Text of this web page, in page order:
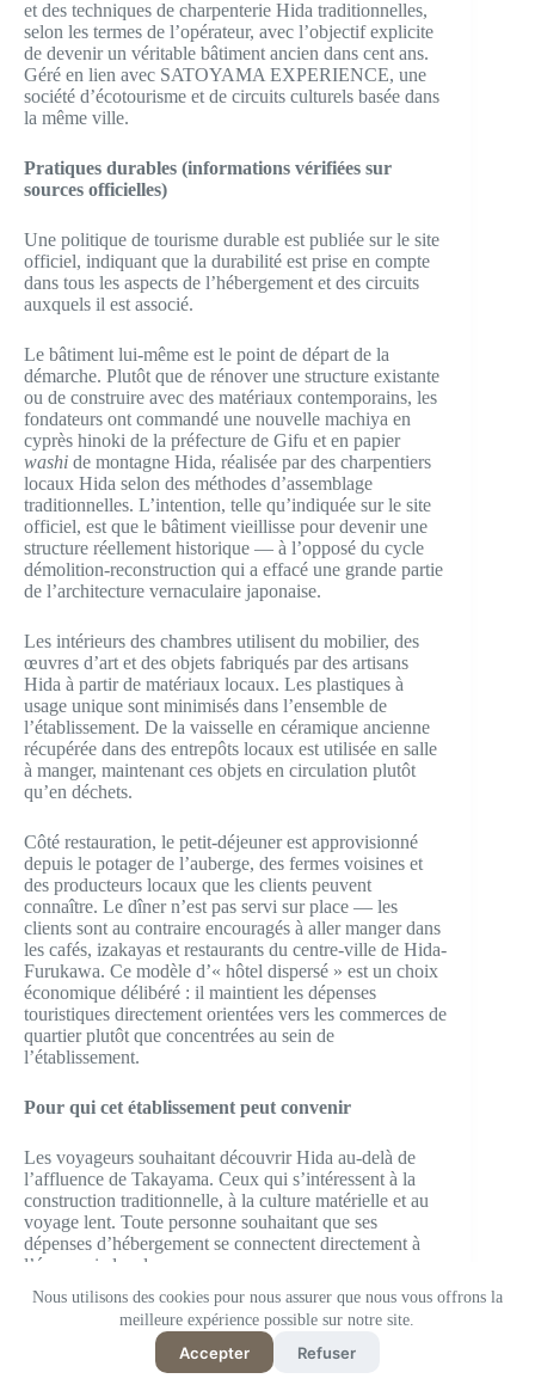
Nous utilisons des cookies pour nous assurer que nous vous offrons la
meilleure expérience possible sur notre site.
Accepter Refuser
et des techniques de charpenterie Hida traditionnelles,
selon les termes de l’opérateur, avec l’objectif explicite
de devenir un véritable bâtiment ancien dans cent ans.
Géré en lien avec SATOYAMA EXPERIENCE, une
société d’écotourisme et de circuits culturels basée dans
la même ville.
Pratiques durables (informations vérifiées sur
sources officielles)
Une politique de tourisme durable est publiée sur le site
officiel, indiquant que la durabilité est prise en compte
dans tous les aspects de l’hébergement et des circuits
auxquels il est associé.
Le bâtiment lui-même est le point de départ de la
démarche. Plutôt que de rénover une structure existante
ou de construire avec des matériaux contemporains, les
fondateurs ont commandé une nouvelle machiya en
cyprès hinoki de la préfecture de Gifu et en papier
washi de montagne Hida, réalisée par des charpentiers
locaux Hida selon des méthodes d’assemblage
traditionnelles. L’intention, telle qu’indiquée sur le site
officiel, est que le bâtiment vieillisse pour devenir une
structure réellement historique — à l’opposé du cycle
démolition-reconstruction qui a effacé une grande partie
de l’architecture vernaculaire japonaise.
Les intérieurs des chambres utilisent du mobilier, des
œuvres d’art et des objets fabriqués par des artisans
Hida à partir de matériaux locaux. Les plastiques à
usage unique sont minimisés dans l’ensemble de
l’établissement. De la vaisselle en céramique ancienne
récupérée dans des entrepôts locaux est utilisée en salle
à manger, maintenant ces objets en circulation plutôt
qu’en déchets.
Côté restauration, le petit-déjeuner est approvisionné
depuis le potager de l’auberge, des fermes voisines et
des producteurs locaux que les clients peuvent
connaître. Le dîner n’est pas servi sur place — les
clients sont au contraire encouragés à aller manger dans
les cafés, izakayas et restaurants du centre-ville de Hida-
Furukawa. Ce modèle d’« hôtel dispersé » est un choix
économique délibéré : il maintient les dépenses
touristiques directement orientées vers les commerces de
quartier plutôt que concentrées au sein de
l’établissement.
Pour qui cet établissement peut convenir
Les voyageurs souhaitant découvrir Hida au-delà de
l’affluence de Takayama. Ceux qui s’intéressent à la
construction traditionnelle, à la culture matérielle et au
voyage lent. Toute personne souhaitant que ses
dépenses d’hébergement se connectent directement à
l’économie locale.
Aucune certification environnementale tierce